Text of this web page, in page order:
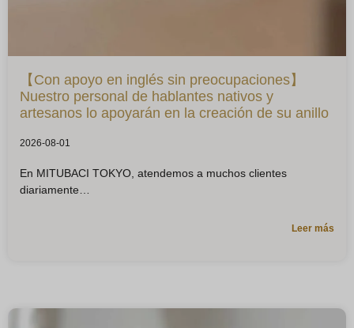
【Con apoyo en inglés sin preocupaciones】
Nuestro personal de hablantes nativos y
artesanos lo apoyarán en la creación de su anillo
2026-08-01
En MITUBACI TOKYO, atendemos a muchos clientes
diariamente
Leer más